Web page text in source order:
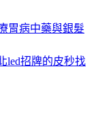
胃病中藥與銀髮
led招牌的皮秒找